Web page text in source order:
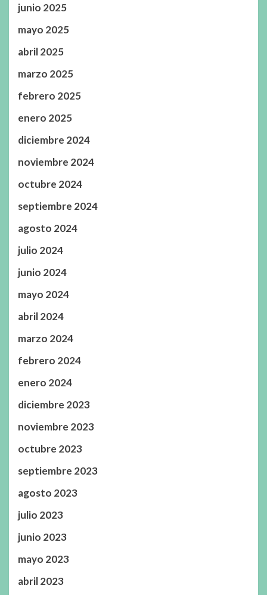
junio 2025
mayo 2025
abril 2025
marzo 2025
febrero 2025
enero 2025
diciembre 2024
noviembre 2024
octubre 2024
septiembre 2024
agosto 2024
julio 2024
junio 2024
mayo 2024
abril 2024
marzo 2024
febrero 2024
enero 2024
diciembre 2023
noviembre 2023
octubre 2023
septiembre 2023
agosto 2023
julio 2023
junio 2023
mayo 2023
abril 2023